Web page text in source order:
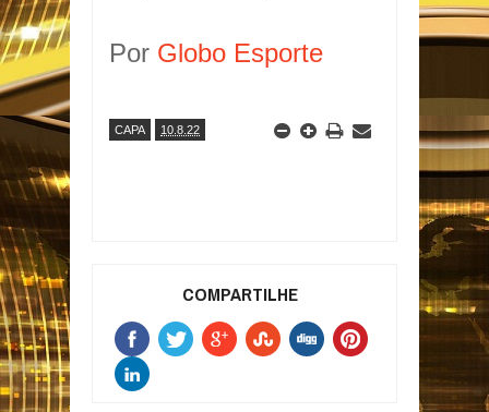
Por Globo Esporte
CAPA 10.8.22
COMPARTILHE